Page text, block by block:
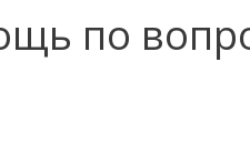
по